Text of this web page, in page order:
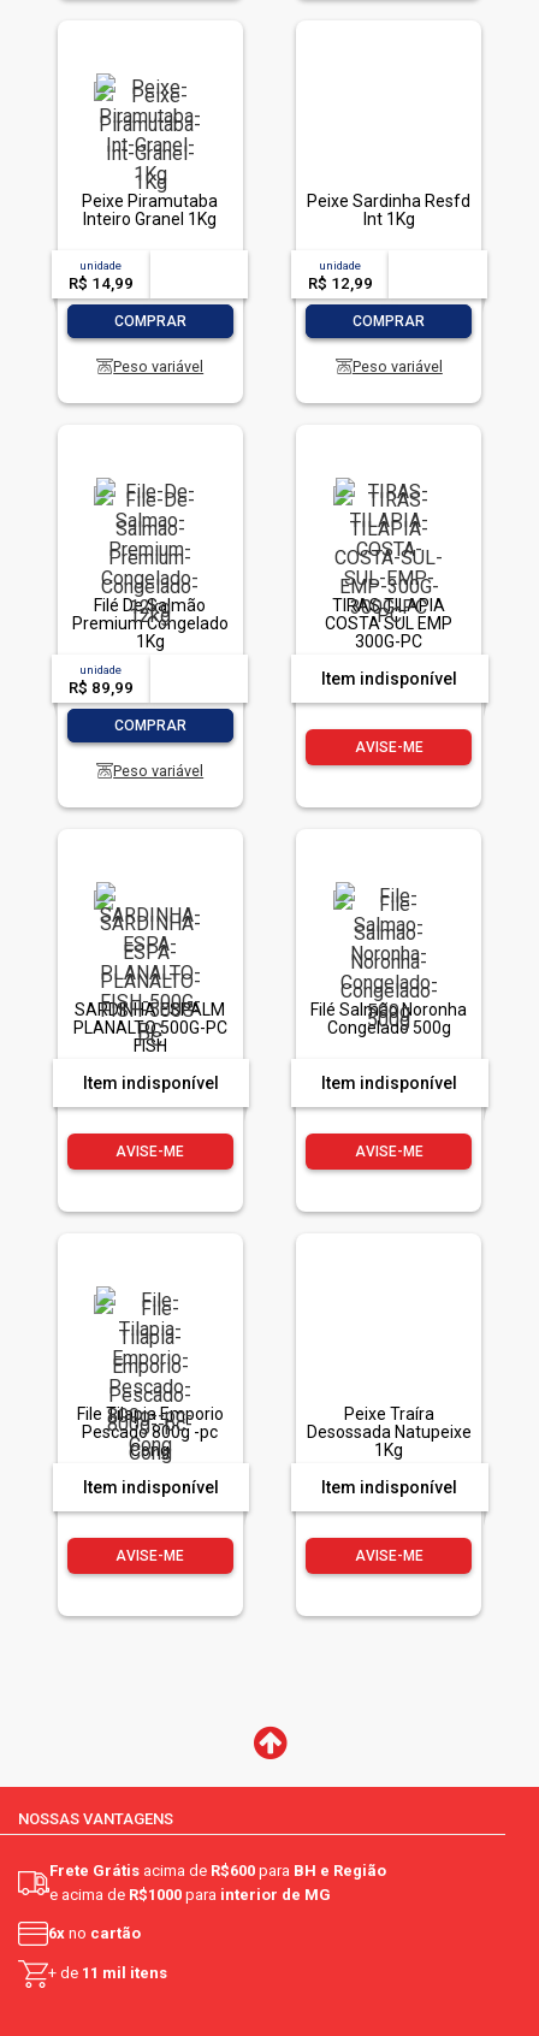
Peixe Piramutaba
Inteiro Granel 1Kg
unidade
R$ 14,99
COMPRAR
Peso variável
Peixe Sardinha Resfd
Int 1Kg
unidade
R$ 12,99
COMPRAR
Peso variável
Filé De Salmão
Premium Congelado
1Kg
unidade
R$ 89,99
COMPRAR
Peso variável
TIRAS TILAPIA
COSTA SUL EMP
300G-PC
Item indisponível
AVISE-ME
SARDINHA ESPALM
PLANALTO 500G-PC
FISH
Item indisponível
AVISE-ME
Filé Salmão Noronha
Congelado 500g
Item indisponível
AVISE-ME
File Tilapia Emporio
Pescado 800g -pc
Cong
Item indisponível
AVISE-ME
Peixe Traíra
Desossada Natupeixe
1Kg
Item indisponível
AVISE-ME
NOSSAS VANTAGENS
Frete Grátis acima de R$600 para BH e Região
e acima de R$1000 para interior de MG
6x no cartão
+ de 11 mil itens